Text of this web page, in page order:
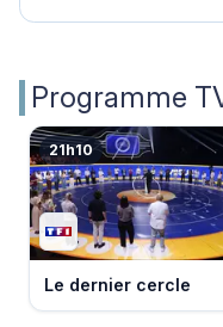
Programme
21h10
Le dernier cercle